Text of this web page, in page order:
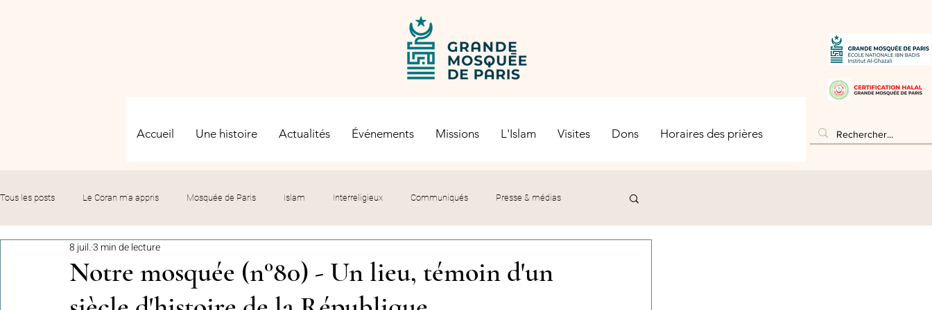
Accueil Une histoire Actualités Événements Missions L'Islam Visites Dons Horaires des prières
Tous les posts Le Coran m’a appris Mosquée de Paris Islam Interreligieux Communiqués Presse & médias
Evénements Solidarité
Notre mosquée (n°80) - Un lieu, témoin d'un
8 juil.3 min de lecture